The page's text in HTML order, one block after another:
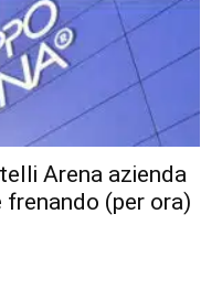
Arena azienda
(per ora)